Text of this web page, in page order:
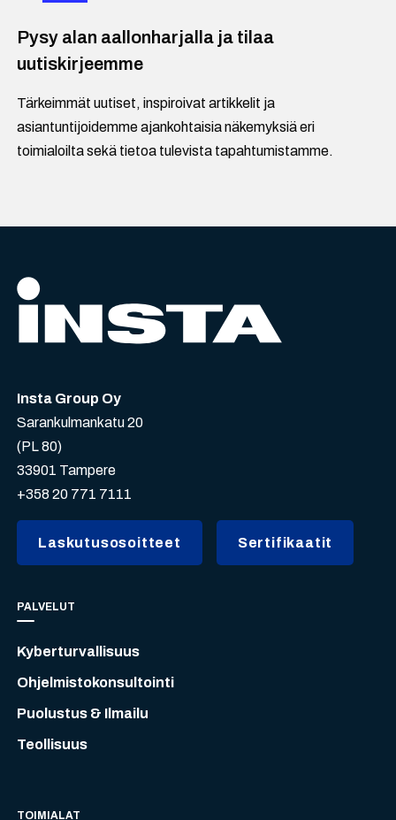
Pysy alan aallonharjalla ja tilaa
uutiskirjeemme
Tärkeimmät uutiset, inspiroivat artikkelit ja
asiantuntijoidemme ajankohtaisia näkemyksiä eri
toimialoilta sekä tietoa tulevista tapahtumistamme.
Insta Group Oy
Sarankulmankatu 20
(PL 80)
33901 Tampere
+358 20 771 7111
Laskutusosoitteet Sertifikaatit
PALVELUT
Kyberturvallisuus
Ohjelmistokonsultointi
Puolustus & Ilmailu
Teollisuus
TOIMIALAT